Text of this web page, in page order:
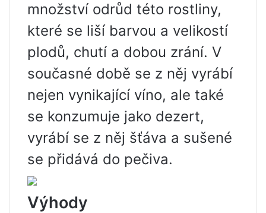
množství odrůd této rostliny,
které se liší barvou a velikostí
plodů, chutí a dobou zrání. V
současné době se z něj vyrábí
nejen vynikající víno, ale také
se konzumuje jako dezert,
vyrábí se z něj šťáva a sušené
se přidává do pečiva.
Výhody